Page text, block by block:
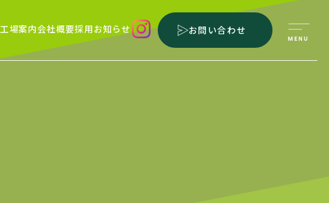
工場案内会社概要採用お知らせ お問い合わせ
MENU